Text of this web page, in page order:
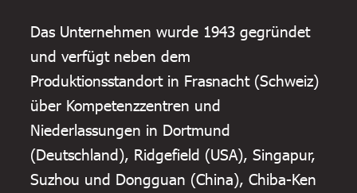
Das Unternehmen wurde 1943 gegründet
und verfügt neben dem
Produktionsstandort in Frasnacht (Schweiz)
über Kompetenzzentren und
Niederlassungen in Dortmund
(Deutschland), Ridgefield (USA), Singapur,
Suzhou und Dongguan (China), Chiba-Ken